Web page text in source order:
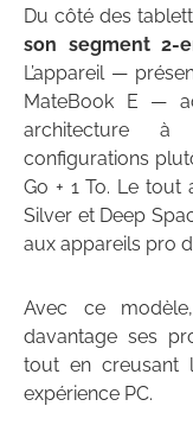
Du côté des
son segment 2-
L’appareil —
MateBook E —
architecture
configurations
Go + 1 To. Le
Silver et Deep
aux appareils pro
Avec ce
davantage ses
tout en creusant
expérience PC.